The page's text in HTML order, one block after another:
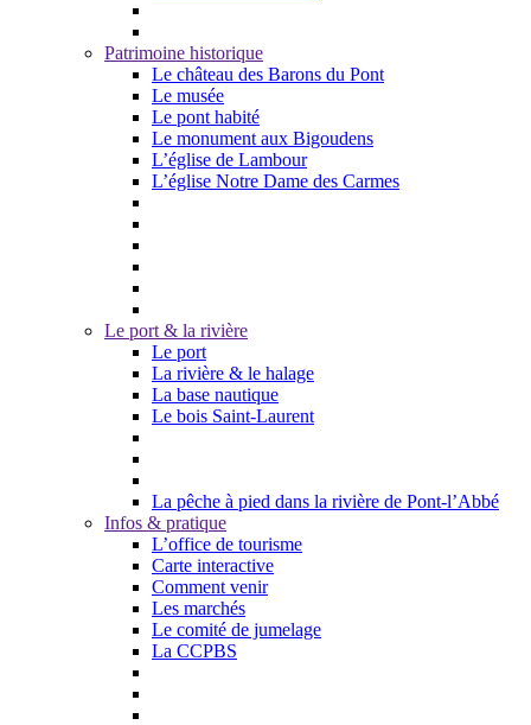
Patrimoine historique
Le château des Barons du Pont
Le musée
Le pont habité
Le monument aux Bigoudens
L’église de Lambour
L’église Notre Dame des Carmes
Le port & la rivière
Le port
La rivière & le halage
La base nautique
Le bois Saint-Laurent
La pêche à pied dans la rivière de Pont-l’Abbé
Infos & pratique
L’office de tourisme
Carte interactive
Comment venir
Les marchés
Le comité de jumelage
La CCPBS